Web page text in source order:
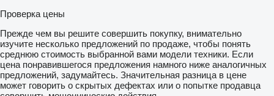
Проверка цены
Прежде чем вы решите совершить покупку, внимательно
изучите несколько предложений по продаже, чтобы понять
среднюю стоимость выбранной вами модели техники. Если
цена понравившегося предложения намного ниже аналогичных
предложений, задумайтесь. Значительная разница в цене
может говорить о скрытых дефектах или о попытке продавца